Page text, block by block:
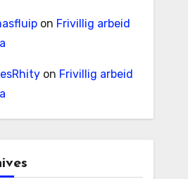
on Frivillig arbeid
on Frivillig arbeid